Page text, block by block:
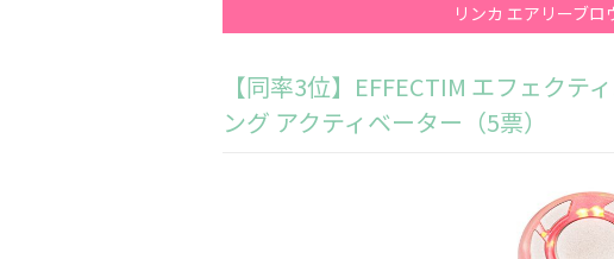
リンカ エアリーブロ
【同率3位】EFFECTIM エフェクテ
ング アクティベーター（5票）